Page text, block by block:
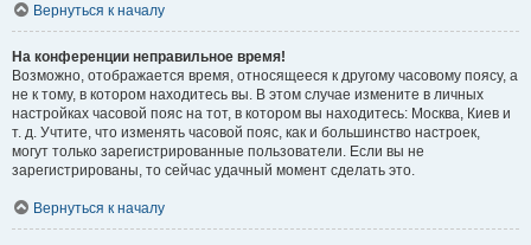
Вернуться к началу
На конференции неправильное время!
Возможно, отображается время, относящееся к другому часовому поясу, а
не к тому, в котором находитесь вы. В этом случае измените в личных
настройках часовой пояс на тот, в котором вы находитесь: Москва, Киев и
т. д. Учтите, что изменять часовой пояс, как и большинство настроек,
могут только зарегистрированные пользователи. Если вы не
зарегистрированы, то сейчас удачный момент сделать это.
Вернуться к началу